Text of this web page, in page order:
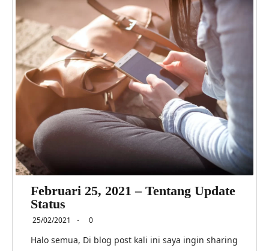
Februari 25, 2021 – Tentang Update
Status
25/02/2021 0
Halo semua, Di blog post kali ini saya ingin sharing